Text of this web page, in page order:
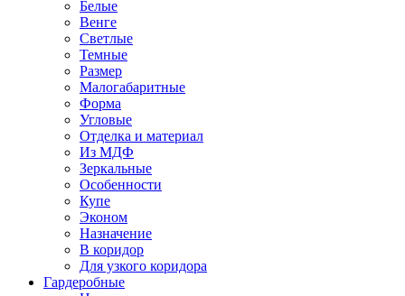
Белые
Венге
Светлые
Темные
Размер
Малогабаритные
Форма
Угловые
Отделка и материал
Из МДФ
Зеркальные
Особенности
Купе
Эконом
Назначение
В коридор
Для узкого коридора
Гардеробные